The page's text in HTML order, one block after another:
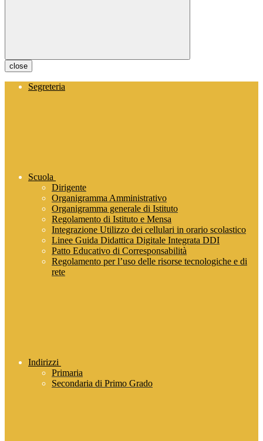
close
Segreteria
Scuola
Dirigente
Organigramma Amministrativo
Organigramma generale di Istituto
Regolamento di Istituto e Mensa
Integrazione Utilizzo dei cellulari in orario scolastico
Linee Guida Didattica Digitale Integrata DDI
Patto Educativo di Corresponsabilità
Regolamento per l’uso delle risorse tecnologiche e di
rete
Indirizzi
Primaria
Secondaria di Primo Grado